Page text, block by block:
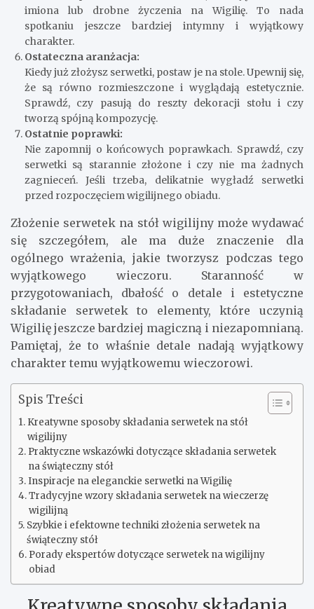
imiona lub drobne życzenia na Wigilię. To nada
spotkaniu jeszcze bardziej intymny i wyjątkowy
charakter.
Ostateczna aranżacja:
Kiedy już złożysz serwetki, postaw je na stole. Upewnij się,
że są równo rozmieszczone i wyglądają estetycznie.
Sprawdź, czy pasują do reszty dekoracji stołu i czy
tworzą spójną kompozycję.
Ostatnie poprawki:
Nie zapomnij o końcowych poprawkach. Sprawdź, czy
serwetki są starannie złożone i czy nie ma żadnych
zagnieceń. Jeśli trzeba, delikatnie wygładź serwetki
przed rozpoczęciem wigilijnego obiadu.
Złożenie serwetek na stół wigilijny może wydawać
się szczegółem, ale ma duże znaczenie dla
ogólnego wrażenia, jakie tworzysz podczas tego
wyjątkowego wieczoru. Staranność w
przygotowaniach, dbałość o detale i estetyczne
składanie serwetek to elementy, które uczynią
Wigilię jeszcze bardziej magiczną i niezapomnianą.
Pamiętaj, że to właśnie detale nadają wyjątkowy
charakter temu wyjątkowemu wieczorowi.
Spis Treści
Kreatywne sposoby składania serwetek na stół
wigilijny
Praktyczne wskazówki dotyczące składania serwetek
na świąteczny stół
Inspiracje na eleganckie serwetki na Wigilię
Tradycyjne wzory składania serwetek na wieczerzę
wigilijną
Szybkie i efektowne techniki złożenia serwetek na
świąteczny stół
Porady ekspertów dotyczące serwetek na wigilijny
obiad